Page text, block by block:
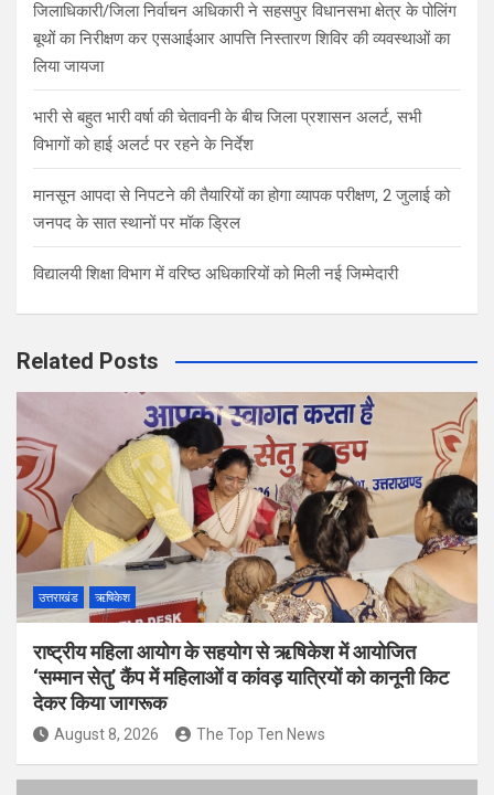
जिलाधिकारी/जिला निर्वाचन अधिकारी ने सहसपुर विधानसभा क्षेत्र के पोलिंग
बूथों का निरीक्षण कर एसआईआर आपत्ति निस्तारण शिविर की व्यवस्थाओं का
लिया जायजा
भारी से बहुत भारी वर्षा की चेतावनी के बीच जिला प्रशासन अलर्ट, सभी
विभागों को हाई अलर्ट पर रहने के निर्देश
मानसून आपदा से निपटने की तैयारियों का होगा व्यापक परीक्षण, 2 जुलाई को
जनपद के सात स्थानों पर मॉक ड्रिल
विद्यालयी शिक्षा विभाग में वरिष्ठ अधिकारियों को मिली नई जिम्मेदारी
Related Posts
उत्तराखंड ऋषिकेश
राष्ट्रीय महिला आयोग के सहयोग से ऋषिकेश में आयोजित
‘सम्मान सेतु’ कैंप में महिलाओं व कांवड़ यात्रियों को कानूनी किट
देकर किया जागरूक
August 8, 2026 The Top Ten News